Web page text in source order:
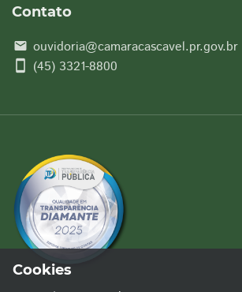
Contato
email ouvidoria@camaracascavel.pr.gov.br
smartphone (45) 3321-8800
Cookies